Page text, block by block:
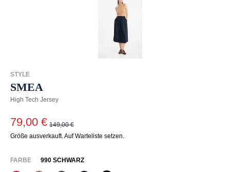
STYLE
SMEA
High Tech Jersey
79,00 € 149,00 €
Größe ausverkauft. Auf Warteliste setzen.
FARBEAUSWÄHLEN
990 SCHWARZ